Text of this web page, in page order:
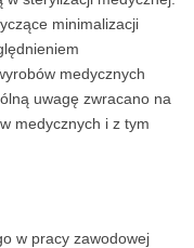
minimalizacji
medycznych
uwagę zwracano na
medycznych i z tym
w pracy zawodowej